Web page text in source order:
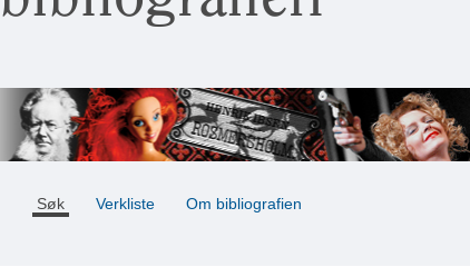
Søk Verkliste Om bibliografien